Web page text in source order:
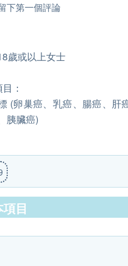
下第一個評論
歲或以上女士
：
(卵巢癌、乳癌、腸癌、肝
胰臟癌)
目
白 (肝癌)